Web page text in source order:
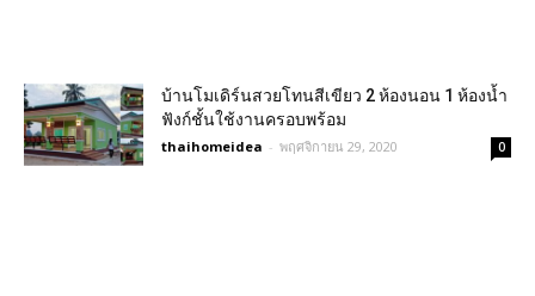
บ้านโมเดิร์นสวยโทนสีเขียว 2 ห้องนอน 1 ห้องน้ำ
ฟังก์ชั้นใช้งานครอบพร้อม
thaihomeidea - พฤศจิกายน 29, 2020 0